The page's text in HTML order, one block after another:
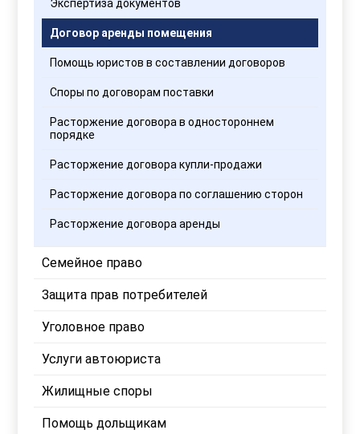
Экспертиза документов
Договор аренды помещения
Помощь юристов в составлении договоров
Споры по договорам поставки
Расторжение договора в одностороннем
порядке
Расторжение договора купли-продажи
Расторжение договора по соглашению сторон
Расторжение договора аренды
Семейное право
Защита прав потребителей
Уголовное право
Услуги автоюриста
Жилищные споры
Помощь дольщикам